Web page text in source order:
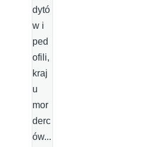
dytó
w i
ped
ofili,
kraj
u
mor
derc
ów...